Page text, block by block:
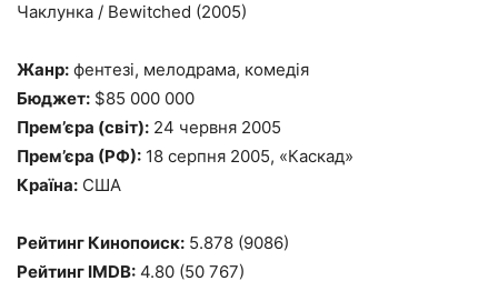
Чаклунка / Bewitched (2005)
Жанр: фентезі, мелодрама, комедія
Бюджет: $85 000 000
Прем’єра (світ): 24 червня 2005
Прем’єра (РФ): 18 серпня 2005, «Каскад»
Країна: США
Рейтинг Кинопоиск: 5.878 (9086)
Рейтинг IMDB: 4.80 (50 767)